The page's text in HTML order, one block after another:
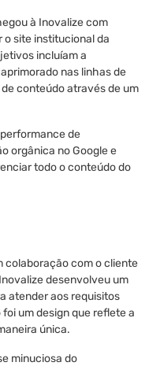
à Inovalize com
o site institucional da
incluíam a
nas linhas de
conteúdo através de um
de
orgânica no Google e
todo o conteúdo do
colaboração com o cliente
desenvolveu um
atender aos requisitos
um design que reflete a
única.
minuciosa do